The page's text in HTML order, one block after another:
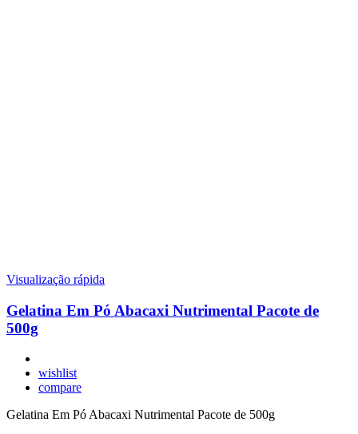
Visualização rápida
Gelatina Em Pó Abacaxi Nutrimental Pacote de
500g
wishlist
compare
Gelatina Em Pó Abacaxi Nutrimental Pacote de 500g